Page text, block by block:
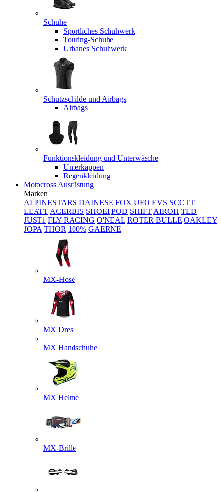
Schuhe
Sportliches Schuhwerk
Touring-Schuhe
Urbanes Schuhwerk
Schutzschilde und Airbags
Airbags
Funktionskleidung und Unterwäsche
Unterkappen
Regenkleidung
Motocross Ausrüstung
Marken
ALPINESTARS DAINESE FOX UFO EVS SCOTT
LEATT ACERBIS SHOEI POD SHIFT AIROH TLD
JUST1 FLY RACING O'NEAL ROTER BULLE OAKLEY
JOPA THOR 100% GAERNE
MX-Hose
MX Dresi
MX Handschuhe
MX Helme
MX-Brille